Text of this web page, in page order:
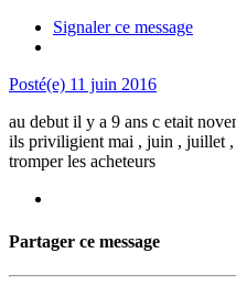
Signaler ce message
Posté(e) 11 juin 2016
au debut il y a 9 ans c etait
ils priviligient mai , juin , juillet ,
tromper les acheteurs
Partager ce message